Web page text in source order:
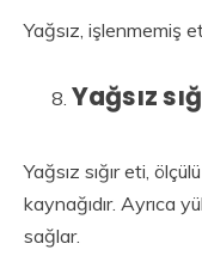
Yağsız, işlenmemiş
Yağsız
Yağsız sığır eti,
kaynağıdır. Ayrıca
sağlar.